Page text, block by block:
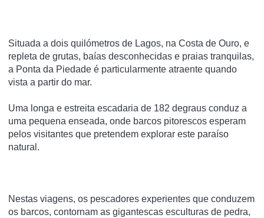
Situada a dois quilómetros de Lagos, na Costa de Ouro, e
repleta de grutas, baías desconhecidas e praias tranquilas,
a Ponta da Piedade é particularmente atraente quando
vista a partir do mar.
Uma longa e estreita escadaria de 182 degraus conduz a
uma pequena enseada, onde barcos pitorescos esperam
pelos visitantes que pretendem explorar este paraíso
natural.
Nestas viagens, os pescadores experientes que conduzem
os barcos, contornam as gigantescas esculturas de pedra,